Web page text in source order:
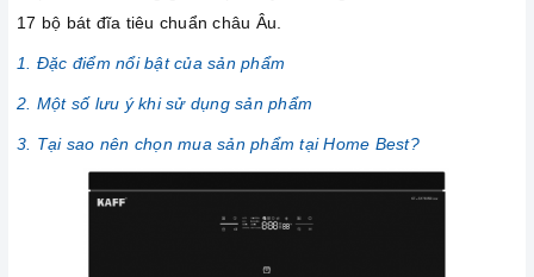
17 bộ bát đĩa tiêu chuẩn châu Âu.
1. Đặc điểm nổi bật của sản phẩm
2. Một số lưu ý khi sử dụng sản phẩm
3. Tại sao nên chọn mua sản phẩm tại Home Best?